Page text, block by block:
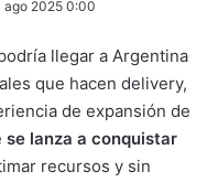
ago 2025 0:00
llegar a Argentina
que hacen delivery,
de expansión de
se lanza a conquistar
recursos y sin